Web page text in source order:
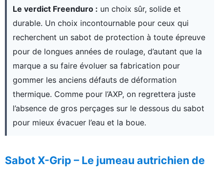
Le verdict Freenduro : un choix sûr, solide et
durable. Un choix incontournable pour ceux qui
recherchent un sabot de protection à toute épreuve
pour de longues années de roulage, d’autant que la
marque a su faire évoluer sa fabrication pour
gommer les anciens défauts de déformation
thermique. Comme pour l’AXP, on regrettera juste
l’absence de gros perçages sur le dessous du sabot
pour mieux évacuer l’eau et la boue.
Sabot X-Grip – Le jumeau autrichien de